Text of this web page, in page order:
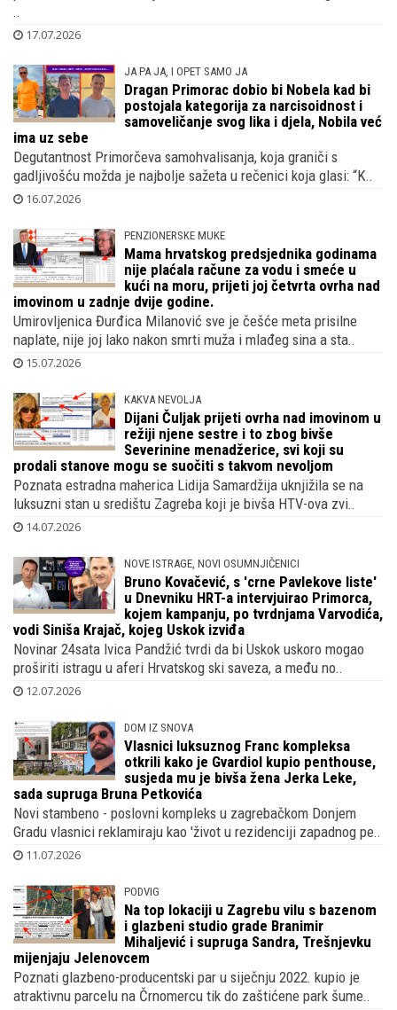
..
17.07.2026
JA PA JA, I OPET SAMO JA
Dragan Primorac dobio bi Nobela kad bi
postojala kategorija za narcisoidnost i
samoveličanje svog lika i djela, Nobila već
ima uz sebe
Degutantnost Primorčeva samohvalisanja, koja graniči s
gadljivošću možda je najbolje sažeta u rečenici koja glasi: “K..
16.07.2026
PENZIONERSKE MUKE
Mama hrvatskog predsjednika godinama
nije plaćala račune za vodu i smeće u
kući na moru, prijeti joj četvrta ovrha nad
imovinom u zadnje dvije godine.
Umirovljenica Đurđica Milanović sve je češće meta prisilne
naplate, nije joj lako nakon smrti muža i mlađeg sina a sta..
15.07.2026
KAKVA NEVOLJA
Dijani Čuljak prijeti ovrha nad imovinom u
režiji njene sestre i to zbog bivše
Severinine menadžerice, svi koji su
prodali stanove mogu se suočiti s takvom nevoljom
Poznata estradna maherica Lidija Samardžija uknjižila se na
luksuzni stan u središtu Zagreba koji je bivša HTV-ova zvi..
14.07.2026
NOVE ISTRAGE, NOVI OSUMNJIČENICI
Bruno Kovačević, s 'crne Pavlekove liste'
u Dnevniku HRT-a intervjuirao Primorca,
kojem kampanju, po tvrdnjama Varvodića,
vodi Siniša Krajač, kojeg Uskok izviđa
Novinar 24sata Ivica Pandžić tvrdi da bi Uskok uskoro mogao
proširiti istragu u aferi Hrvatskog ski saveza, a među no..
12.07.2026
DOM IZ SNOVA
Vlasnici luksuznog Franc kompleksa
otkrili kako je Gvardiol kupio penthouse,
susjeda mu je bivša žena Jerka Leke,
sada supruga Bruna Petkovića
Novi stambeno - poslovni kompleks u zagrebačkom Donjem
Gradu vlasnici reklamiraju kao 'život u rezidenciji zapadnog pe..
11.07.2026
PODVIG
Na top lokaciji u Zagrebu vilu s bazenom
i glazbeni studio grade Branimir
Mihaljević i supruga Sandra, Trešnjevku
mijenjaju Jelenovcem
Poznati glazbeno-producentski par u siječnju 2022. kupio je
atraktivnu parcelu na Črnomercu tik do zaštićene park šume..